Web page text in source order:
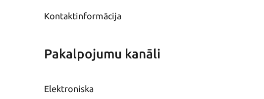
Kontaktinformācija
Pakalpojumu kanāli
Elektroniska